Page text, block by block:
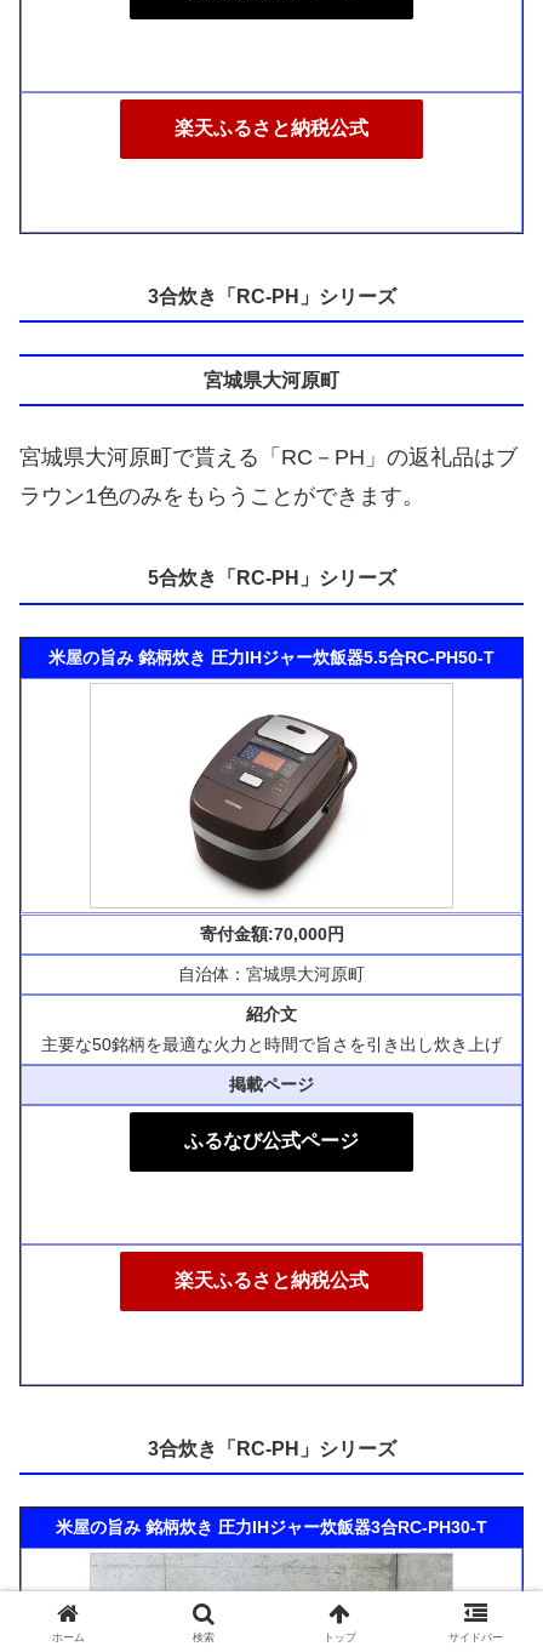
楽天ふるさと納税公式
3合炊き「RC-PH」シリーズ
宮城県大河原町
宮城県大河原町で貰える「RC－PH」の返礼品はブ
ラウン1色のみをもらうことができます。
5合炊き「RC-PH」シリーズ
米屋の旨み 銘柄炊き 圧力IHジャー炊飯器5.5合RC-PH50-T
寄付金額:70,000円
自治体：宮城県大河原町
紹介文
主要な50銘柄を最適な火力と時間で旨さを引き出し炊き上げ
掲載ページ
ふるなび公式ページ
楽天ふるさと納税公式
3合炊き「RC-PH」シリーズ
米屋の旨み 銘柄炊き 圧力IHジャー炊飯器3合RC-PH30-T
ホーム 検索 トップ サイドバー